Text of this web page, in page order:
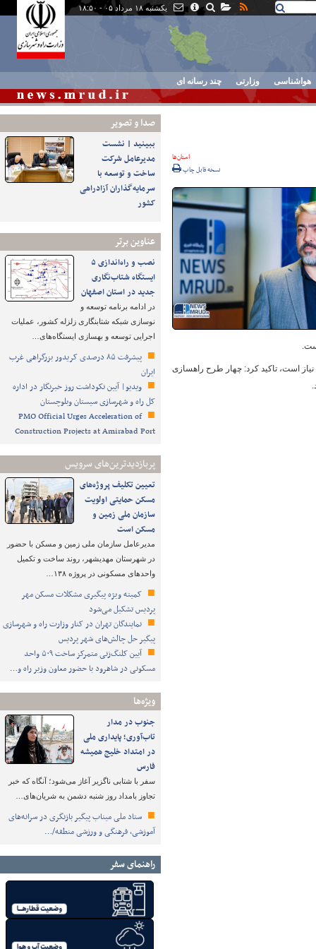
یکشنبه ۱۸ مرداد ۰۵ - ۱۸:۵۰
هواشناسی وزارتی چند رسانه ای
صدا و تصوير
ببینید | نشست
مدیرعامل شرکت
ساخت و توسعه با
سرمایه‌گذاران آزادراهی
کشور
عناوین برتر
نصب و راه‌اندازی ۵
ایستگاه شتاب‌نگاری
جدید در استان اصفهان
در ادامه برنامه توسعه و
نوسازی شبکه شتابنگاری زلزله کشور، عملیات
اجرایی توسعه و بهسازی ایستگاه‌های…
پیشرفت ۸۵ درصدی کریدور بزرگراهی غرب
ایران
ویدیو| آیین نکوداشت روز خبرنگار در اداره
کل راه و شهرسازی سیستان وبلوچستان
PMO Official Urges Acceleration of
Construction Projects at Amirabad Port
پربازدیدترین‌های سرویس
تعیین تکلیف پروژه‌های
مسکن حمایتی اولویت
سازمان ملی زمین و
مسکن است
مدیرعامل سازمان ملی زمین و مسکن با حضور
در شهرستان مهدیشهر، روند ساخت و تکمیل
واحدهای مسکونی در پروژه ۱۳۸…
کمیته ویژه پیگیری مشکلات مسکن مهر
پردیس تشکیل می‌شود
نمایندگان تهران در کنار وزارت راه و شهرسازی
پیگیر حل چالش‌های شهر پردیس
آیین کلنگ‌زنی متمرکز ساخت ۵۰۹ واحد
مسکونی در شاهرود با حضور معاون وزیر راه و…
ویژه‌ها
جنوب در مدار
تاب‌آوری؛ پایداری ملی
در امتداد خلیج همیشه
فارس
سفر با شتابی ناگزیر آغاز می‌شود؛ آنگاه که خبر
تجاوز بامداد روز شنبه دشمن به شریان‌های…
ستاد ملی میناب پیگیر بازنگری در سرانه‌های
آموزشی، فرهنگی و ورزشی منطقه/…
راهنمای سفر
استان‌ها
نسخه قابل چاپ
راهسازی استان نیاز است، تاکید کرد: چهار طرح راهسازی